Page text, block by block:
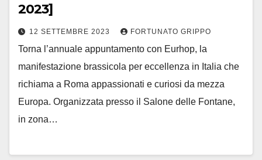
2023]
12 SETTEMBRE 2023 FORTUNATO GRIPPO
Torna l’annuale appuntamento con Eurhop, la
manifestazione brassicola per eccellenza in Italia che
richiama a Roma appassionati e curiosi da mezza
Europa. Organizzata presso il Salone delle Fontane,
in zona…